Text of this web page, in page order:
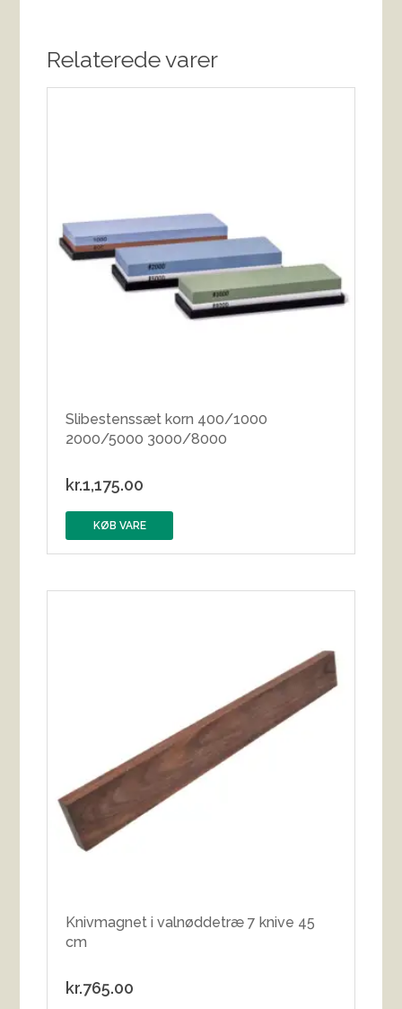
Relaterede varer
Slibestenssæt korn 400/1000
2000/5000 3000/8000
kr.1,175.00
KØB VARE
Knivmagnet i valnøddetræ 7 knive 45
cm
kr.765.00